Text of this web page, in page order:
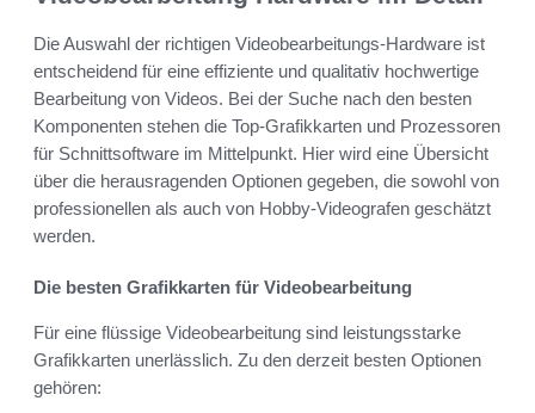
Die Auswahl der richtigen Videobearbeitungs-Hardware ist
entscheidend für eine effiziente und qualitativ hochwertige
Bearbeitung von Videos. Bei der Suche nach den besten
Komponenten stehen die Top-Grafikkarten und Prozessoren
für Schnittsoftware im Mittelpunkt. Hier wird eine Übersicht
über die herausragenden Optionen gegeben, die sowohl von
professionellen als auch von Hobby-Videografen geschätzt
werden.
Die besten Grafikkarten für Videobearbeitung
Für eine flüssige Videobearbeitung sind leistungsstarke
Grafikkarten unerlässlich. Zu den derzeit besten Optionen
gehören: